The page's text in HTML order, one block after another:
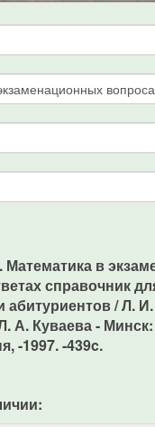
в
справочник
абитуриентов / Л.
А. Куваева -
-1997. -439c.